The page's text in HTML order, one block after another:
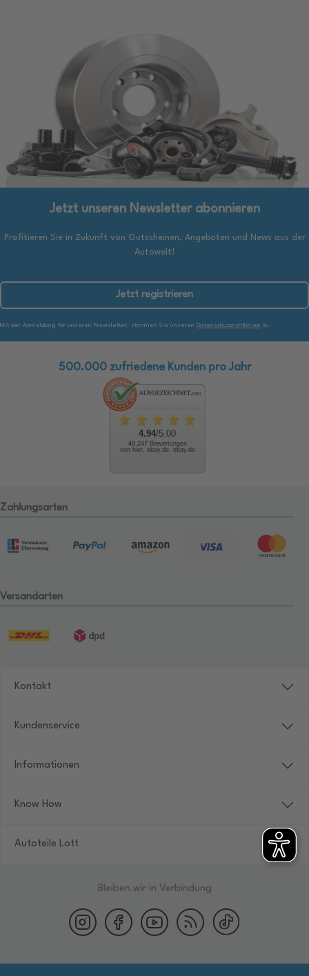
Jetzt unseren Newsletter abonnieren
Profitieren Sie in Zukunft von Gutscheinen, Angeboten und News aus der
Autowelt!
Jetzt registrieren
Mit der Anmeldung für unseren Newsletter, stimmen Sie unseren Datenschutzrichtlinien zu.
500.000 zufriedene Kunden pro Jahr
4.94/5.00
48.247 Bewertungen
von hier, ebay.de, ebay.de
Zahlungsarten
Versandarten
Kontakt
Kundenservice
Informationen
Know How
Autoteile Lott
Bleiben wir in Verbindung